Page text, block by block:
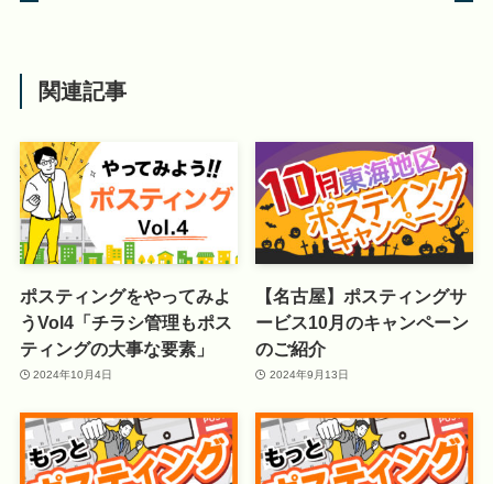
関連記事
ポスティングをやってみよ
うVol4「チラシ管理もポス
ティングの大事な要素」
2024年10月4日
【名古屋】ポスティングサ
ービス10月のキャンペーン
のご紹介
2024年9月13日